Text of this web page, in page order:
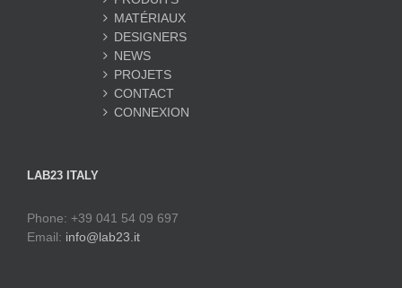
MATÉRIAUX
DESIGNERS
NEWS
PROJETS
CONTACT
CONNEXION
LAB23 ITALY
Phone: +39 041 54 09 697
Email: info@lab23.it